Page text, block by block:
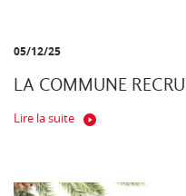
05/12/25
LA COMMUNE
Lire la suite